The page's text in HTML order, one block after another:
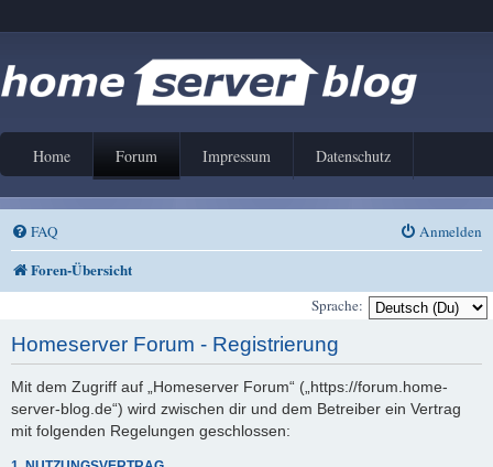
Home Forum Impressum Datenschutz
FAQ Anmelden
Foren-Übersicht
Sprache:
Homeserver Forum - Registrierung
Mit dem Zugriff auf „Homeserver Forum“ („https://forum.home-
server-blog.de“) wird zwischen dir und dem Betreiber ein Vertrag
mit folgenden Regelungen geschlossen: